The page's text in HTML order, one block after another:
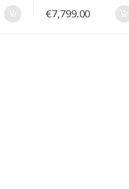
€7,799.00